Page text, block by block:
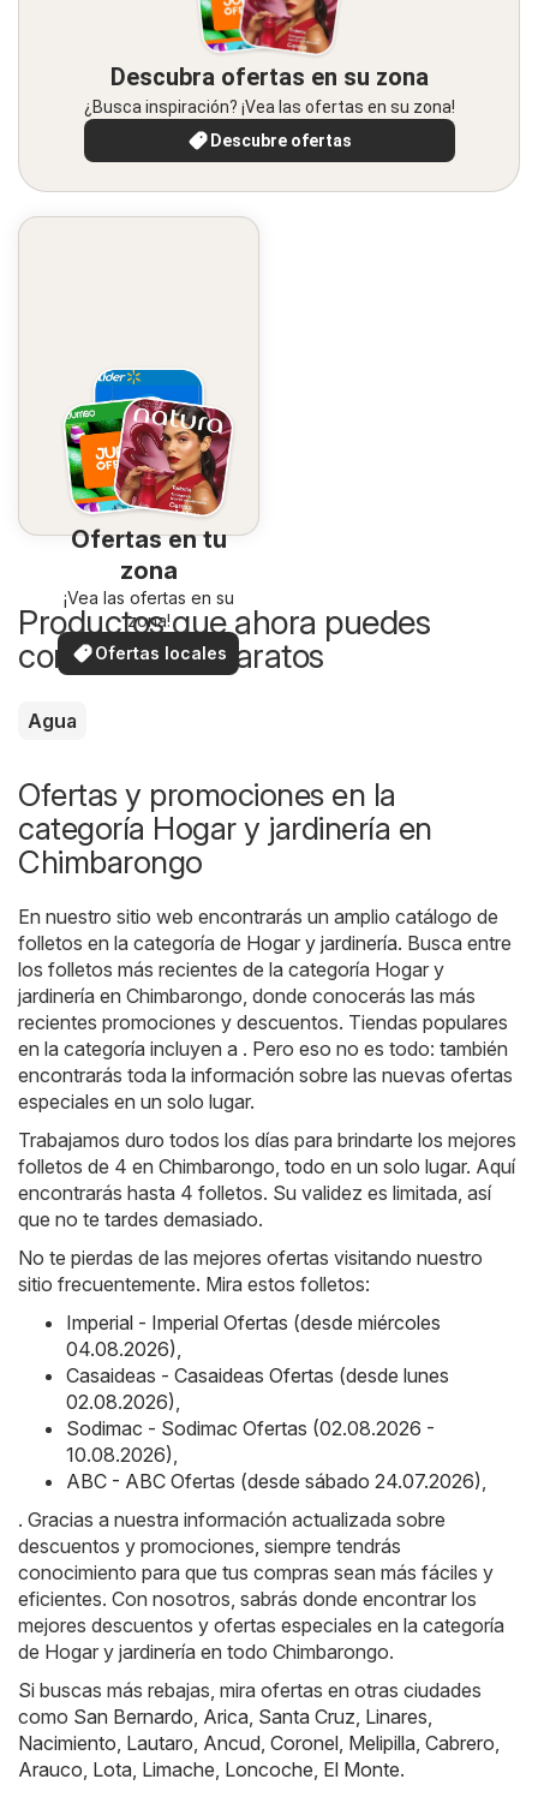
Descubra ofertas en su zona
¿Busca inspiración? ¡Vea las ofertas en su zona!
Descubre ofertas
Ofertas en tu
zona
¡Vea las ofertas en su
zona!
Ofertas locales
Productos que ahora puedes
comprar más baratos
Agua
Ofertas y promociones en la
categoría Hogar y jardinería en
Chimbarongo
En nuestro sitio web encontrarás un amplio catálogo de
folletos en la categoría de Hogar y jardinería. Busca entre
los folletos más recientes de la categoría Hogar y
jardinería en Chimbarongo, donde conocerás las más
recientes promociones y descuentos. Tiendas populares
en la categoría incluyen a . Pero eso no es todo: también
encontrarás toda la información sobre las nuevas ofertas
especiales en un solo lugar.
Trabajamos duro todos los días para brindarte los mejores
folletos de 4 en Chimbarongo, todo en un solo lugar. Aquí
encontrarás hasta 4 folletos. Su validez es limitada, así
que no te tardes demasiado.
No te pierdas de las mejores ofertas visitando nuestro
sitio frecuentemente. Mira estos folletos:
Imperial - Imperial Ofertas (desde miércoles
04.08.2026),
Casaideas - Casaideas Ofertas (desde lunes
02.08.2026),
Sodimac - Sodimac Ofertas (02.08.2026 -
10.08.2026),
ABC - ABC Ofertas (desde sábado 24.07.2026),
. Gracias a nuestra información actualizada sobre
descuentos y promociones, siempre tendrás
conocimiento para que tus compras sean más fáciles y
eficientes. Con nosotros, sabrás donde encontrar los
mejores descuentos y ofertas especiales en la categoría
de Hogar y jardinería en todo Chimbarongo.
Si buscas más rebajas, mira ofertas en otras ciudades
como San Bernardo, Arica, Santa Cruz, Linares,
Nacimiento, Lautaro, Ancud, Coronel, Melipilla, Cabrero,
Arauco, Lota, Limache, Loncoche, El Monte.